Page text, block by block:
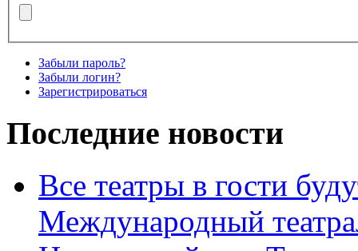
Забыли пароль?
Забыли логин?
Зарегистрироваться
Последние новости
Все театры в гости
Международный